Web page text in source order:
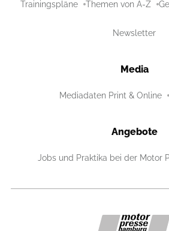
Trainingspläne Themen von A-Z
Newsletter
Media
Mediadaten Print & Online
Angebote
Jobs und Praktika bei der Motor